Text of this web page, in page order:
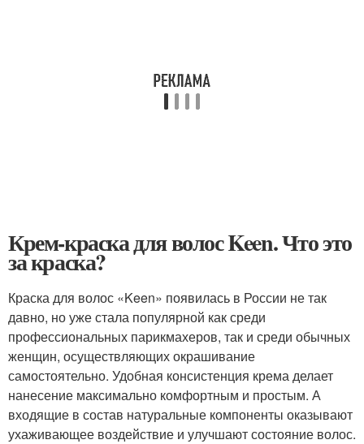
Крем-краска для волос Keen. Что это
за краска?
Краска для волос «Keen» появилась в России не так
давно, но уже стала популярной как среди
профессиональных парикмахеров, так и среди обычных
женщин, осуществляющих окрашивание
самостоятельно. Удобная консистенция крема делает
нанесение максимально комфортным и простым. А
входящие в состав натуральные компоненты оказывают
ухаживающее воздействие и улучшают состояние волос.